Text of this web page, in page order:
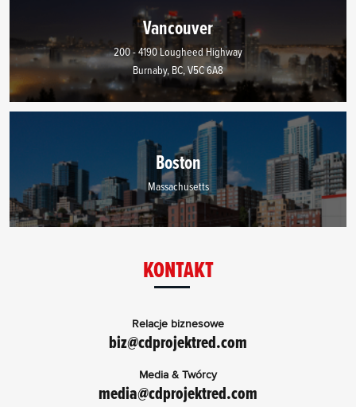
Vancouver
200 - 4190 Lougheed Highway
Burnaby, BC, V5C 6A8
Boston
Massachusetts
KONTAKT
Relacje biznesowe
biz@cdprojektred.com
Media & Twórcy
media@cdprojektred.com